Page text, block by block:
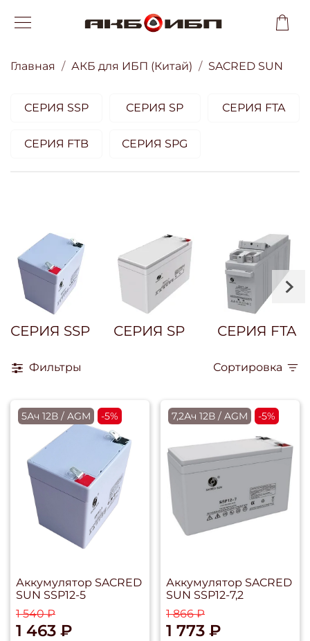
Главная АКБ для ИБП (Китай) SACRED SUN
СЕРИЯ SSP СЕРИЯ SP СЕРИЯ FTA
СЕРИЯ FTB СЕРИЯ SPG
СЕРИЯ SSP СЕРИЯ SP СЕРИЯ FTA
Фильтры Сортировка
5Ач 12В / AGM -5%
Аккумулятор SACRED
SUN SSP12-5
1 540 ₽
1 463 ₽
7,2Ач 12В / AGM -5%
Аккумулятор SACRED
SUN SSP12-7,2
1 866 ₽
1 773 ₽